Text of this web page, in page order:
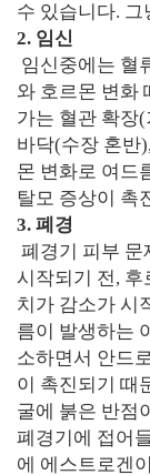
수 있습니다.
2. 임신
임신중에는 혈
와 호르몬 변화
가는 혈관 확장
바닥(수장 혼반
몬 변화로 여드
탈모 증상이 촉
3. 폐경
폐경기 피부 문
시작되기 전, 후
치가 감소가 시
름이 발생하는
소하면서 안드
이 촉진되기 때
굴에 붉은 반점
폐경기에 접어
에 에스트로겐